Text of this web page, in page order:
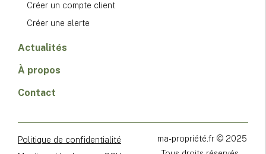
Créer un compte client
Créer une alerte
Actualités
À propos
Contact
Politique de confidentialité
ma-propriété.fr © 2025